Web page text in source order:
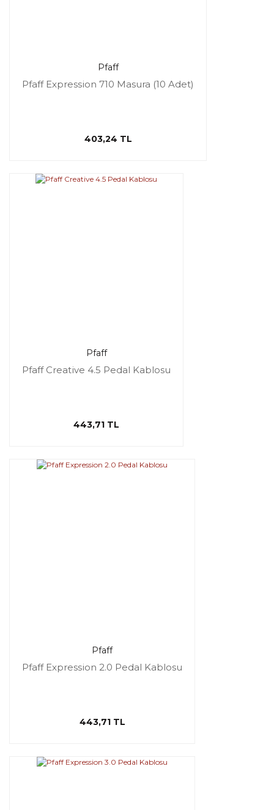
Pfaff
Pfaff Expression 710 Masura (10 Adet)
403,24 TL
Pfaff
Pfaff Creative 4.5 Pedal Kablosu
443,71 TL
Pfaff
Pfaff Expression 2.0 Pedal Kablosu
443,71 TL